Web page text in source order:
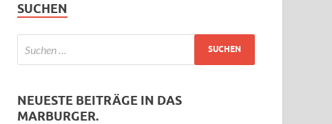
SUCHEN
NEUESTE BEITRÄGE IN DAS
MARBURGER.